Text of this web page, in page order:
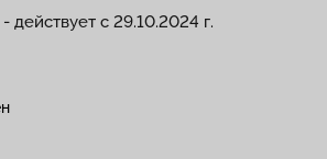
действует с 29.10.2024 г.